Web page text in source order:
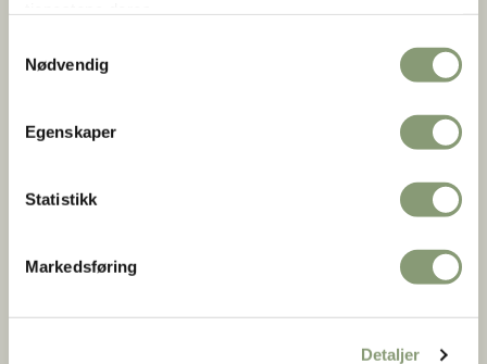
Nødvendig
Egenskaper
Statistikk
Markedsføring
Detaljer
EMALJE
Bli med på en reise gjennom 150 år med farger, lys og
sentrale plass i norsk kulturarv – fra historiske skatter til
moderne design.